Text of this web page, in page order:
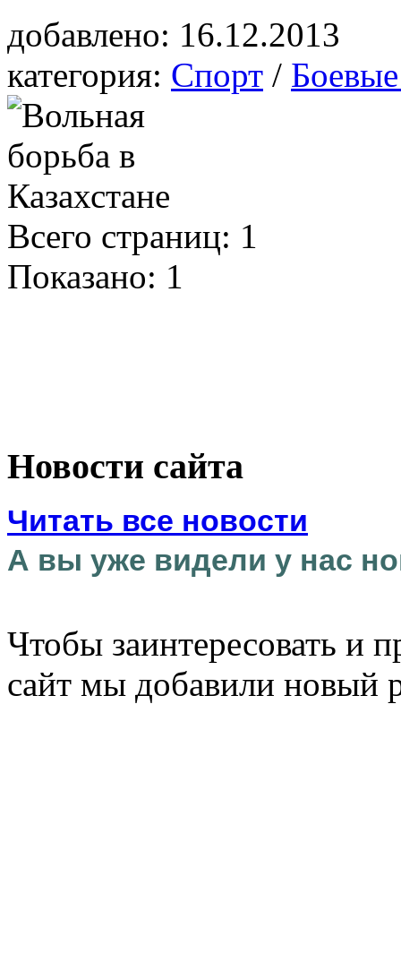
добавлено: 16.12.2013
категория: Спорт /
Всего страниц: 1
Показано: 1
Новости сайта
Читать все новости
А вы уже видели у нас
Чтобы заинтересовать и
сайт мы добавили новый